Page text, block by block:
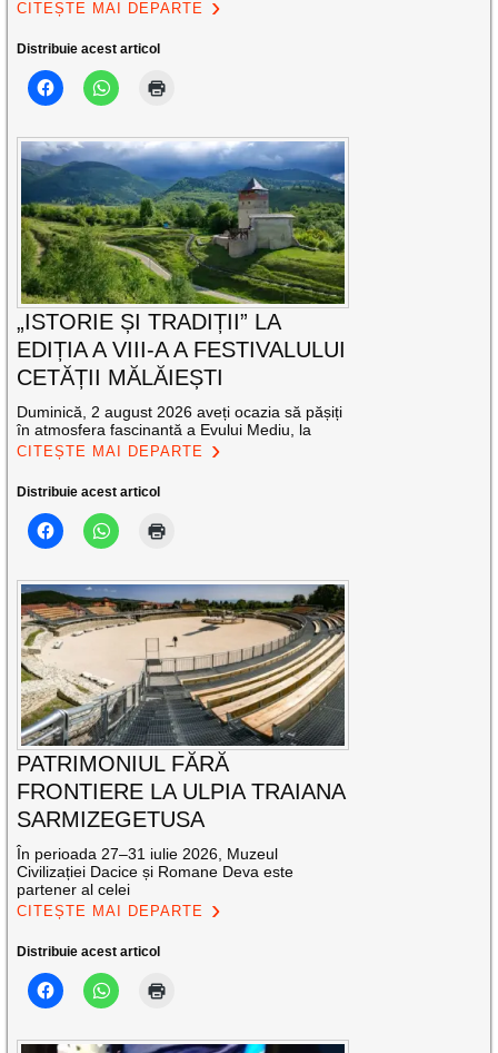
CITEȘTE MAI DEPARTE
Distribuie acest articol
„ISTORIE ȘI TRADIȚII” LA
EDIȚIA A VIII-A A FESTIVALULUI
CETĂȚII MĂLĂIEȘTI
Duminică, 2 august 2026 aveți ocazia să pășiți
în atmosfera fascinantă a Evului Mediu, la
CITEȘTE MAI DEPARTE
Distribuie acest articol
PATRIMONIUL FĂRĂ
FRONTIERE LA ULPIA TRAIANA
SARMIZEGETUSA
În perioada 27–31 iulie 2026, Muzeul
Civilizației Dacice și Romane Deva este
partener al celei
CITEȘTE MAI DEPARTE
Distribuie acest articol